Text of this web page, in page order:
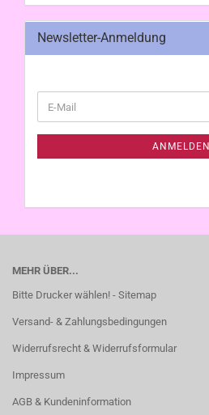
Newsletter-Anmeldung
ZUR
E-
Mail
ANMELDEN
MEHR ÜBER...
Bitte Drucker wählen! - Sitemap
Versand- & Zahlungsbedingungen
Widerrufsrecht & Widerrufsformular
Impressum
AGB & Kundeninformation